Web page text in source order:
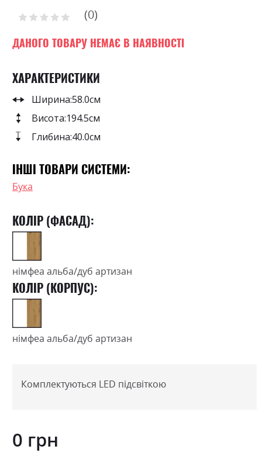
the
of
gallery
Рейтинг: 0
ДАНОГО ТОВАРУ НЕМАЄ В НАЯВНОСТІ
ХАРАКТЕРИСТИКИ
Ширина:58.0см
Висота:194.5см
Глибина:40.0см
ІНШІ ТОВАРИ СИСТЕМИ:
Бука
КОЛІР (ФАСАД):
німфеа альба/дуб артизан
КОЛІР (КОРПУС):
німфеа альба/дуб артизан
Комплектуються LED підсвіткою
0 грн